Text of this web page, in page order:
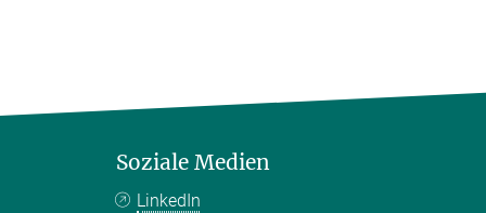
Soziale Medien
LinkedIn